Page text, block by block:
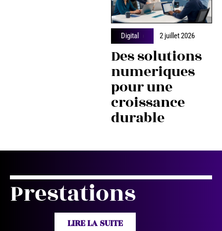
Digital 2 juillet 2026
Des solutions
numeriques
pour une
croissance
durable
Prestations
LIRE LA SUITE